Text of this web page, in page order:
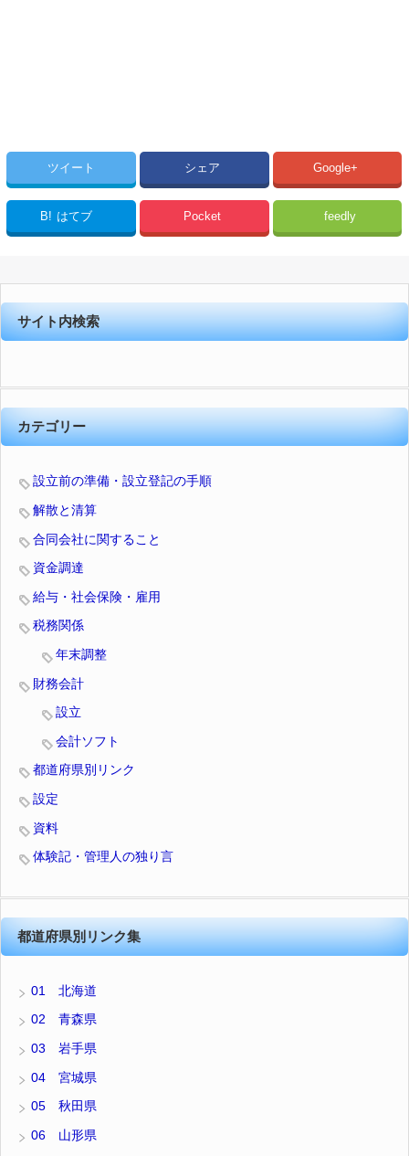
ツイート シェア Google+
B! はてブ Pocket feedly
サイト内検索
カテゴリー
設立前の準備・設立登記の手順
解散と清算
合同会社に関すること
資金調達
給与・社会保険・雇用
税務関係
年末調整
財務会計
設立
会計ソフト
都道府県別リンク
設定
資料
体験記・管理人の独り言
都道府県別リンク集
01 北海道
02 青森県
03 岩手県
04 宮城県
05 秋田県
06 山形県